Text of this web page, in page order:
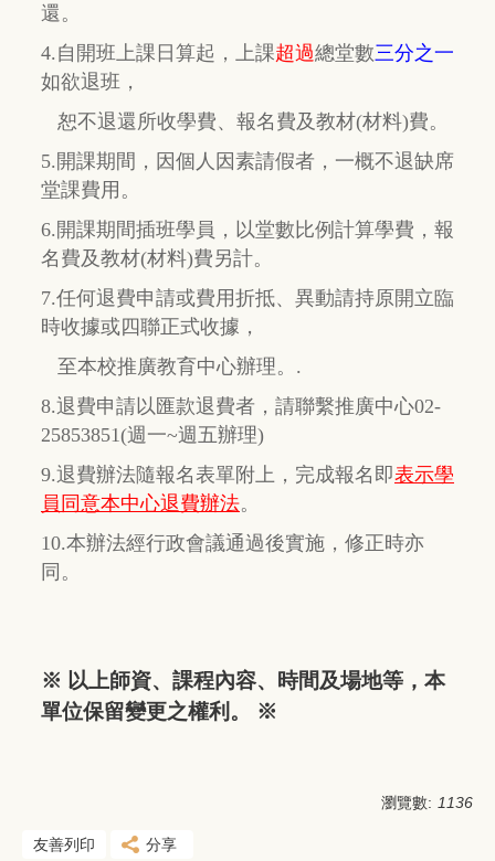
還。
4.自開班上課日算起，上課超過總堂數三分之一
如欲退班，
恕不退還所收學費、報名費及教材(材料)費。
5.開課期間，因個人因素請假者，一概不退缺席
堂課費用。
6.開課期間插班學員，以堂數比例計算學費，報
名費及教材(材料)費另計。
7.任何退費申請或費用折抵、異動請持原開立臨
時收據或四聯正式收據，
至本校推廣教育中心辦理。.
8.退費申請以匯款退費者，請聯繫推廣中心02-
25853851(週一~週五辦理)
9.退費辦法隨報名表單附上，完成報名即表示學
員同意本中心退費辦法。
10.本辦法經行政會議通過後實施，修正時亦
同。
※ 以上師資、課程內容、時間及場地等，本
單位保留變更之權利。 ※
瀏覽數: 1136
友善列印 分享